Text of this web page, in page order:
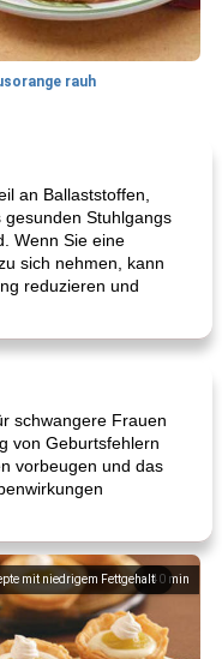
rauh
Galette
an Ballaststoffen,
Stuhlgangs
Wenn Sie eine
sich nehmen, kann
reduzieren und
schwangere Frauen
von Geburtsfehlern
vorbeugen und das
40 min
mit niedrigem Fettgehalt